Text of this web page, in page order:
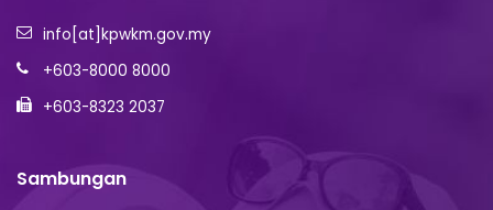
info[at]kpwkm.gov.my
+603-8000 8000
+603-8323 2037
Sambungan